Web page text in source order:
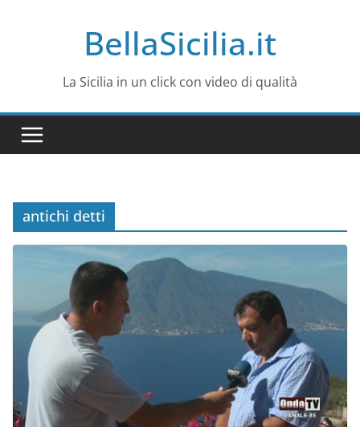
BellaSicilia.it
La Sicilia in un click con video di qualità
antichi detti